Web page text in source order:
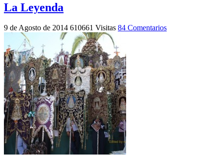
La Leyenda
9 de Agosto de 2014 610661 Visitas 84 Comentarios